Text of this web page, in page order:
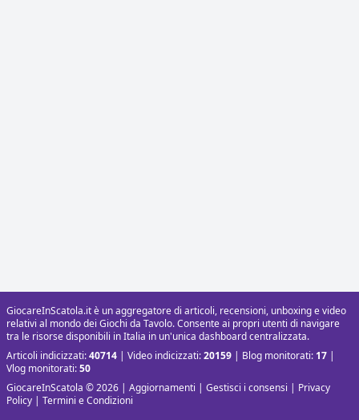
GiocareInScatola.it è un aggregatore di articoli, recensioni, unboxing e video
relativi al mondo dei Giochi da Tavolo. Consente ai propri utenti di navigare
tra le risorse disponibili in Italia in un'unica dashboard centralizzata.
Articoli indicizzati:40714 | Video indicizzati:20159 | Blog monitorati: 17 |
Vlog monitorati:50
GiocareInScatola © 2026 | Aggiornamenti | Gestisci i consensi | Privacy
Policy | Termini e Condizioni